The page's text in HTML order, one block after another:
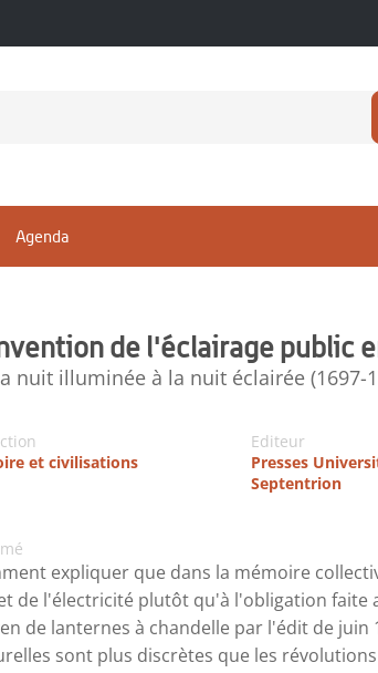
Agenda
de l'éclairage public
nuit illuminée à la nuit éclairée (1697-
et civilisations
Editeur
Presses
Septentrion
expliquer que dans la mémoire
de l'électricité plutôt qu'à l'obligation faite
de lanternes à chandelle par l'édit de juin
sont plus discrètes que les